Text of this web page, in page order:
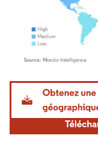
Image © Mordor